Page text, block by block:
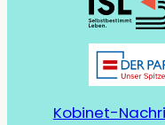
Kobinet-